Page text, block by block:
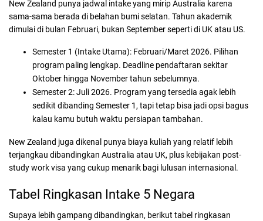
New Zealand punya jadwal intake yang mirip Australia karena
sama-sama berada di belahan bumi selatan. Tahun akademik
dimulai di bulan Februari, bukan September seperti di UK atau US.
Semester 1 (Intake Utama): Februari/Maret 2026. Pilihan
program paling lengkap. Deadline pendaftaran sekitar
Oktober hingga November tahun sebelumnya.
Semester 2:Juli 2026. Program yang tersedia agak lebih
sedikit dibanding Semester 1, tapi tetap bisa jadi opsi bagus
kalau kamu butuh waktu persiapan tambahan.
New Zealand juga dikenal punya biaya kuliah yang relatif lebih
terjangkau dibandingkan Australia atau UK, plus kebijakan post-
study work visa yang cukup menarik bagi lulusan internasional.
Tabel Ringkasan Intake 5 Negara
Supaya lebih gampang dibandingkan, berikut tabel ringkasan